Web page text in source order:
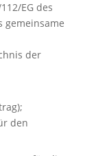
EG des
gemeinsame
der
den